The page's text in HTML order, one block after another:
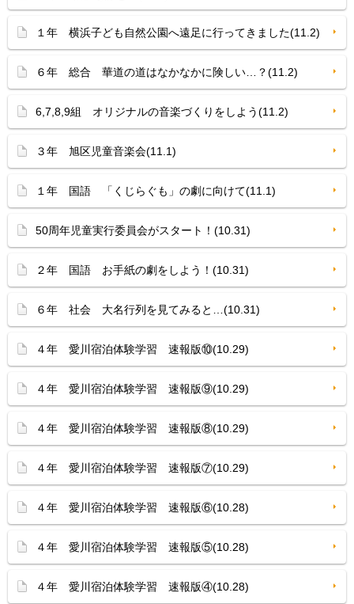
１年 横浜子ども自然公園へ遠足に行ってきました(11.2)
６年 総合 華道の道はなかなかに険しい…？(11.2)
6,7,8,9組 オリジナルの音楽づくりをしよう(11.2)
３年 旭区児童音楽会(11.1)
１年 国語 「くじらぐも」の劇に向けて(11.1)
50周年児童実行委員会がスタート！(10.31)
２年 国語 お手紙の劇をしよう！(10.31)
６年 社会 大名行列を見てみると…(10.31)
４年 愛川宿泊体験学習 速報版⑩(10.29)
４年 愛川宿泊体験学習 速報版⑨(10.29)
４年 愛川宿泊体験学習 速報版⑧(10.29)
４年 愛川宿泊体験学習 速報版⑦(10.29)
４年 愛川宿泊体験学習 速報版⑥(10.28)
４年 愛川宿泊体験学習 速報版⑤(10.28)
４年 愛川宿泊体験学習 速報版④(10.28)